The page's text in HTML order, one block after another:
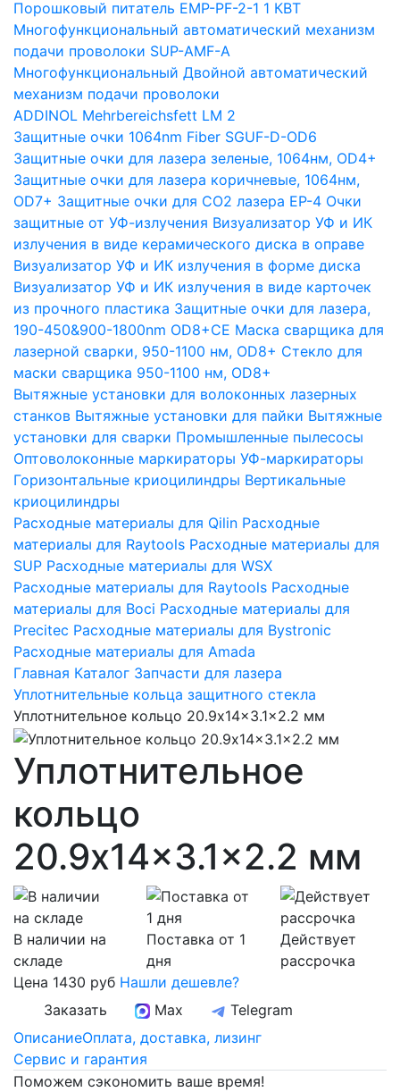
Порошковый питатель EMP-PF-2-1 1 КВТ
Многофункциональный автоматический механизм
подачи проволоки SUP-AMF-A
Многофункциональный Двойной автоматический
механизм подачи проволоки
ADDINOL Mehrbereichsfett LM 2
Защитные очки 1064nm Fiber SGUF-D-OD6
Защитные очки для лазера зеленые, 1064нм, OD4+
Защитные очки для лазера коричневые, 1064нм,
OD7+ Защитные очки для CO2 лазера EP-4 Очки
защитные от УФ-излучения Визуализатор УФ и ИК
излучения в виде керамического диска в оправе
Визуализатор УФ и ИК излучения в форме диска
Визуализатор УФ и ИК излучения в виде карточек
из прочного пластика Защитные очки для лазера,
190-450&900-1800nm OD8+CE Маска сварщика для
лазерной сварки, 950-1100 нм, OD8+ Стекло для
маски сварщика 950-1100 нм, OD8+
Вытяжные установки для волоконных лазерных
станков Вытяжные установки для пайки Вытяжные
установки для сварки Промышленные пылесосы
Оптоволоконные маркираторы УФ-маркираторы
Горизонтальные криоцилиндры Вертикальные
криоцилиндры
Расходные материалы для Qilin Расходные
материалы для Raytools Расходные материалы для
SUP Расходные материалы для WSX
Расходные материалы для Raytools Расходные
материалы для Boci Расходные материалы для
Precitec Расходные материалы для Bystronic
Расходные материалы для Amada
Главная Каталог Запчасти для лазера
Уплотнительные кольца защитного стекла
Уплотнительное кольцо 20.9x14x3.1x2.2 мм
Уплотнительное
кольцо
20.9x14x3.1x2.2 мм
В наличии на
складе
Поставка от 1
дня
Действует
рассрочка
Цена 1430 руб Нашли дешевле?
Заказать
Max
Telegram
ОписаниеОплата, доставка, лизинг
Сервис и гарантия
Поможем сэкономить ваше время!